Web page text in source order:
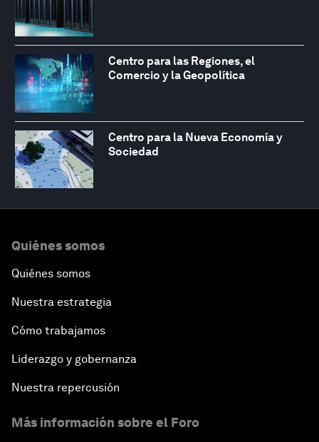
Centro para las Regiones, el
Comercio y la Geopolítica
Centro para la Nueva Economía y
Sociedad
Quiénes somos
Quiénes somos
Nuestra estrategia
Cómo trabajamos
Liderazgo y gobernanza
Nuestra repercusión
Más información sobre el Foro